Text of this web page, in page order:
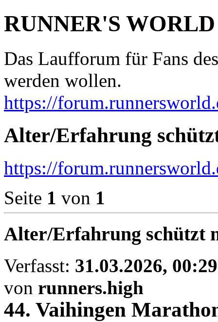
RUNNER'S WORLD
Das Laufforum für Fans
werden wollen.
https://
Alter/Erfahrung
https://
Seite 1 von 1
Alter/Erfahrung schützt
Verfasst: 31.03.2026, 00:29
von runners.high
44. Vaihingen